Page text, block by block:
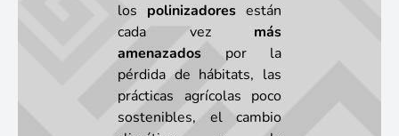
los polinizadores están
cada vez más
amenazados por la
pérdida de hábitats, las
prácticas agrícolas poco
sostenibles, el cambio